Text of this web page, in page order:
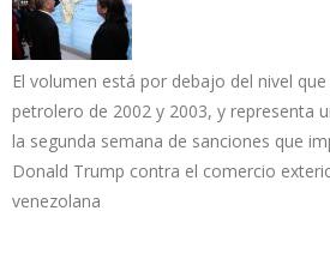
El volumen está por debajo del nivel
petrolero de 2002 y 2003, y representa
la segunda semana de sanciones que
Donald Trump contra el comercio
venezolana